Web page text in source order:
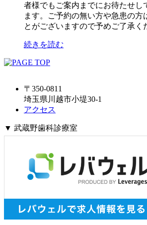
者様でもご案内までにお待たせし
ます。ご予約の無い方や急患の方
とがございますので予めご了承く
続きを読む
〒350-0811
埼玉県川越市小堤30-1
アクセス
▼ 武蔵野歯科診療室